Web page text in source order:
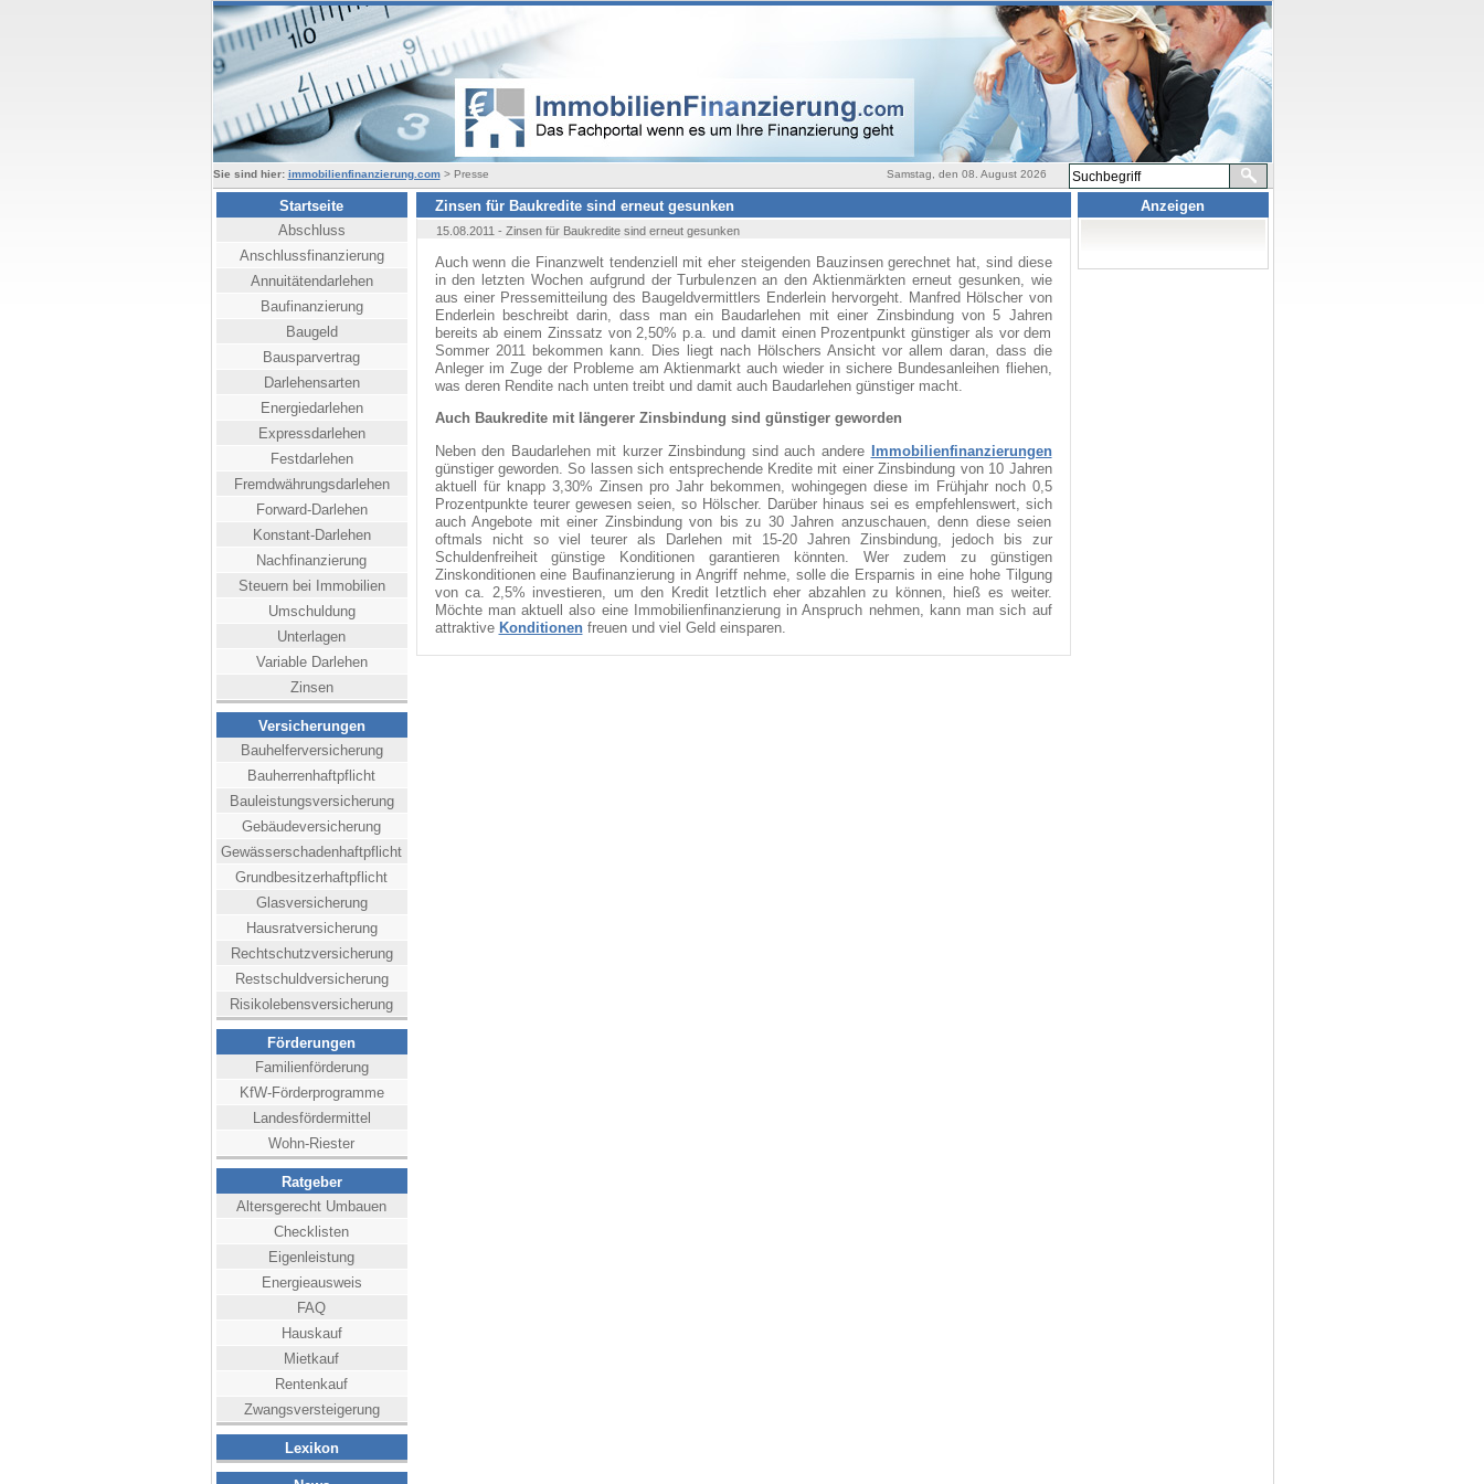
Sie sind hier: immobilienfinanzierung.com> Presse Samstag, den 08. August 2026
Startseite
Abschluss
Anschlussfinanzierung
Annuitätendarlehen
Baufinanzierung
Baugeld
Bausparvertrag
Darlehensarten
Energiedarlehen
Expressdarlehen
Festdarlehen
Fremdwährungsdarlehen
Forward-Darlehen
Konstant-Darlehen
Nachfinanzierung
Steuern bei Immobilien
Umschuldung
Unterlagen
Variable Darlehen
Zinsen
Versicherungen
Bauhelferversicherung
Bauherrenhaftpflicht
Bauleistungsversicherung
Gebäudeversicherung
Gewässerschadenhaftpflicht
Grundbesitzerhaftpflicht
Glasversicherung
Hausratversicherung
Rechtschutzversicherung
Restschuldversicherung
Risikolebensversicherung
Förderungen
Familienförderung
KfW-Förderprogramme
Landesfördermittel
Wohn-Riester
Ratgeber
Altersgerecht Umbauen
Checklisten
Eigenleistung
Energieausweis
FAQ
Hauskauf
Mietkauf
Rentenkauf
Zwangsversteigerung
Lexikon
Zinsen für Baukredite sind erneut gesunken
15.08.2011 - Zinsen für Baukredite sind erneut gesunken
Auch wenn die Finanzwelt tendenziell mit eher steigenden Bauzinsen gerechnet hat, sind diese
in den letzten Wochen aufgrund der Turbulenzen an den Aktienmärkten erneut gesunken, wie
aus einer Pressemitteilung des Baugeldvermittlers Enderlein hervorgeht. Manfred Hölscher von
Enderlein beschreibt darin, dass man ein Baudarlehen mit einer Zinsbindung von 5 Jahren
bereits ab einem Zinssatz von 2,50% p.a. und damit einen Prozentpunkt günstiger als vor dem
Sommer 2011 bekommen kann. Dies liegt nach Hölschers Ansicht vor allem daran, dass die
Anleger im Zuge der Probleme am Aktienmarkt auch wieder in sichere Bundesanleihen fliehen,
was deren Rendite nach unten treibt und damit auch Baudarlehen günstiger macht.
Auch Baukredite mit längerer Zinsbindung sind günstiger geworden
Neben den Baudarlehen mit kurzer Zinsbindung sind auch andere Immobilienfinanzierungen
günstiger geworden. So lassen sich entsprechende Kredite mit einer Zinsbindung von 10 Jahren
aktuell für knapp 3,30% Zinsen pro Jahr bekommen, wohingegen diese im Frühjahr noch 0,5
Prozentpunkte teurer gewesen seien, so Hölscher. Darüber hinaus sei es empfehlenswert, sich
auch Angebote mit einer Zinsbindung von bis zu 30 Jahren anzuschauen, denn diese seien
oftmals nicht so viel teurer als Darlehen mit 15-20 Jahren Zinsbindung, jedoch bis zur
Schuldenfreiheit günstige Konditionen garantieren könnten. Wer zudem zu günstigen
Zinskonditionen eine Baufinanzierung in Angriff nehme, solle die Ersparnis in eine hohe Tilgung
von ca. 2,5% investieren, um den Kredit letztlich eher abzahlen zu können, hieß es weiter.
Möchte man aktuell also eine Immobilienfinanzierung in Anspruch nehmen, kann man sich auf
attraktive Konditionenfreuen und viel Geld einsparen.
Anzeigen